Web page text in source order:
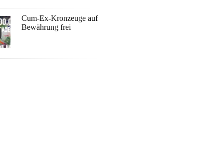
Cum-Ex-Kronzeuge auf
Bewährung frei